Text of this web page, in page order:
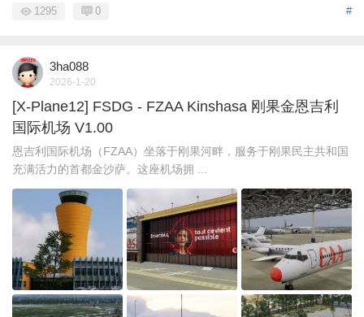
#
1295 0
3ha088
2026-1-20
[X-Plane12] FSDG - FZAA Kinshasa 刚果金恩吉利
国际机场 V1.00
恩吉利国际机场（FZAA）坐落于刚果河畔，服务于刚果民主共和国
充满活力的首都金沙萨。这座机场拥 ...